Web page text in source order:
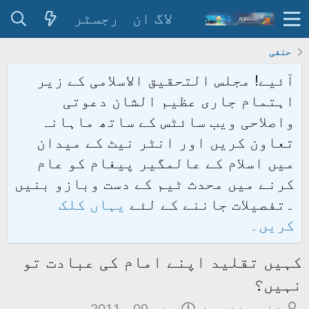
لاگ ان رجسٹر
حنفی
آئیے! مجلس التحقیق الاسلامی کے زیر
اہتمام جاری عظیم الشان دعوتی
واصلاحی ویب سائٹس کے ساتھ ماہانہ
تعاون کریں اور انٹر نیٹ کے میدان
میں اسلام کے عالمگیر پیغام کو عام
کرنے میں محدث ٹیم کے دست وبازو بنیں
۔تفصیلات جاننے کے لئے یہاں کلک
کریں۔
کہیں تقلید اپنے امام کی عبادت تو
نہیں؟